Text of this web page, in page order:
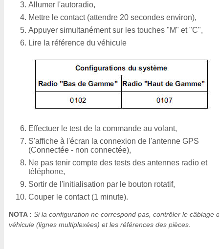
Allumer l'autoradio,
Mettre le contact (attendre 20 secondes environ),
Appuyer simultanément sur les touches "M" et "C",
Lire la référence du véhicule
Effectuer le test de la commande au volant,
S'affiche à l'écran la connexion de l'antenne GPS
(Connectée - non connectée),
Ne pas tenir compte des tests des antennes radio et
téléphone,
Sortir de l'initialisation par le bouton rotatif,
Couper le contact (1 minute).
NOTA : Si la configuration ne correspond pas, contrôler le câblage
véhicule (lignes multiplexées) et les références des pièces.